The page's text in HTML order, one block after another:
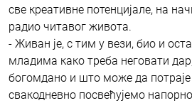
све креативне потенцијале, на
радио читавог живота.
- Живан је, с тим у вези, био и
младима како треба неговати
богомдано и што може да
свакодневно посвећујемо